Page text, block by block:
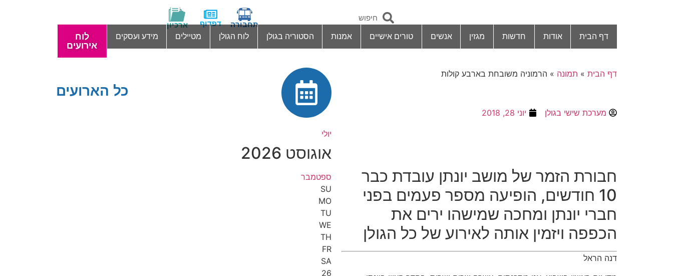
תחבורה דפדוף
ארכיון
דף הבית
אודות חדשות מגזין אנשים טורים אישיים אמנות הסטוריה בגולן לוח הגולן מטיילים מידע ועסקים
לוח
אירועים
דף הבית » תמונה » הרמוניה משובחת בארבע קולות
מערכת שישי בגולן יוני 28, 2018
חבורת הזמר של מושב יונתן עובדת כבר
10 חודשים, הופיעה מספר פעמים בפני
חברי יונתן ומחכה שמישהו ירים את
הכפפה ויזמין אותה לאירוע של כל הגולן
דנה הראל
כל הארועים
יולי
אוגוסט 2026
ספטמבר
SU
MO
TU
WE
TH
FR
SA
26